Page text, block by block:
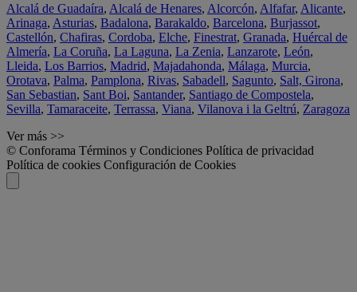
Alcalá de Guadaíra, Alcalá de Henares, Alcorcón, Alfafar, Alicante,
Arinaga, Asturias, Badalona, Barakaldo, Barcelona, Burjassot,
Castellón, Chafiras, Cordoba, Elche, Finestrat, Granada, Huércal de
Almería, La Coruña, La Laguna, La Zenia, Lanzarote, León,
Lleida, Los Barrios, Madrid, Majadahonda, Málaga, Murcia,
Orotava, Palma, Pamplona, Rivas, Sabadell, Sagunto, Salt, Girona,
San Sebastian, Sant Boi, Santander, Santiago de Compostela,
Sevilla, Tamaraceite, Terrassa, Viana, Vilanova i la Geltrú, Zaragoza
Ver más >>
© Conforama Términos y Condiciones Política de privacidad
Política de cookies Configuración de Cookies